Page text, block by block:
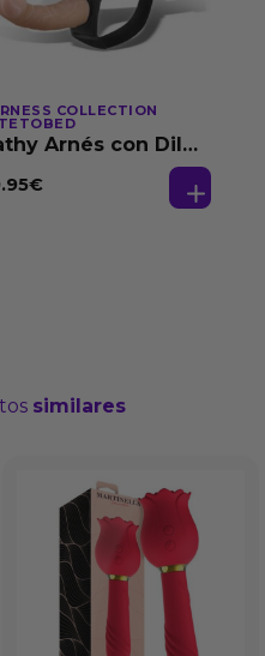
COLLECTION
Arnés con Dildo
€
similares